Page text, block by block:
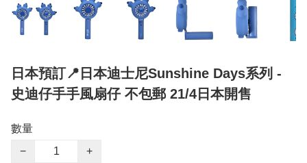
日本預訂📍日本迪士尼Sunshine Days系列 -
史迪仔手手風扇仔 不包郵 21/4日本開售
數量
−
+